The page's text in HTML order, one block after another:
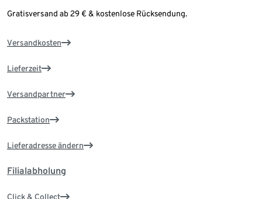
Gratisversand ab 29 € & kostenlose Rücksendung.
Versandkosten
Lieferzeit
Versandpartner
Packstation
Lieferadresse ändern
Filialabholung
Click & Collect